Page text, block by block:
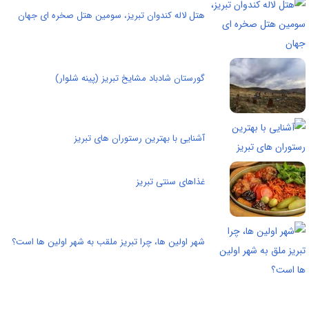
هتل لاله کندوان تبریز، سومین هتل صخره ای جهان
گورستان شادباد مشایخ تبریز (پینه شلوار)
آشنایی با بهترین رستوران های تبریز
غذاهای سنتی تبریز
شهر اولین ها، چرا تبریز ملقب به شهر اولین ها است؟